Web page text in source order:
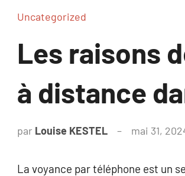
Uncategorized
Les raisons
à distance
par Louise KESTEL mai 31,
La voyance par téléphone est un